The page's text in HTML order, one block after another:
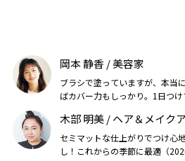
岡本 静香 / 美容家
ブラシで塗っていますが、本当
ばカバー力もしっかり。1日つ
半期）
木部 明美 / ヘア＆メイク
セミマットな仕上がりでつけ心
し！これからの季節に最適（